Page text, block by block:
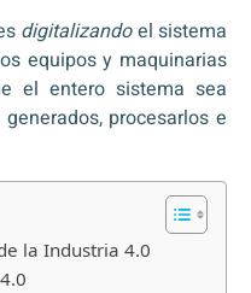
digitalizandoel sistema
equipos y maquinarias
el entero sistema sea
procesarlos e
la Industria 4.0